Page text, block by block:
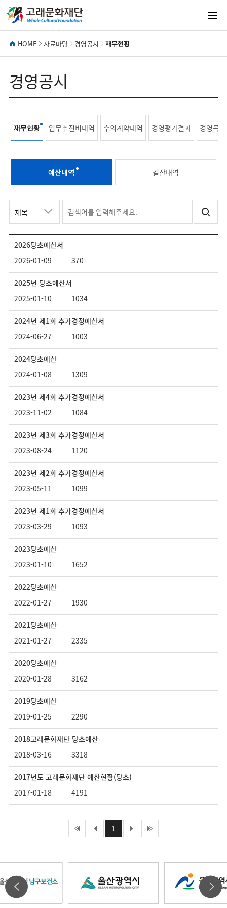
모
뉴
기
HOME 자료마당 경영공시 재무현황
경영공시
재무현황 업무추진비내역 수의계약내역 경영평가결과 경영목표
예산내역 결산내역
재무현황
예산내역
드
검
색
어
를
입
주
세
2026당초예산서
2026-01-09
370
2025년 당초예산서
2025-01-10
1034
2024년 제1회 추가경정예산서
2024-06-27
1003
2024당초예산
2024-01-08
1309
2023년 제4회 추가경정예산서
2023-11-02
1084
2023년 제3회 추가경정예산서
2023-08-24
1120
2023년 제2회 추가경정예산서
2023-05-11
1099
2023년 제1회 추가경정예산서
2023-03-29
1093
2023당초예산
2023-01-10
1652
2022당초예산
2022-01-27
1930
2021당초예산
2021-01-27
2335
2020당초예산
2020-01-28
3162
2019당초예산
2019-01-25
2290
2018고래문화재단 당초예산
2018-03-16
3318
2017년도 고래문화재단 예산현황(당초)
2017-01-18
4191
처음페이지이전페이지
1
울 울 울